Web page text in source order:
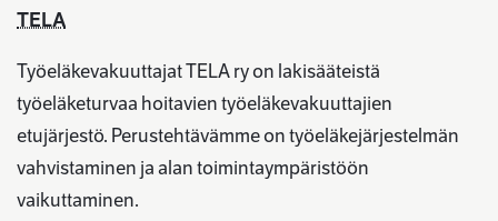
TELA
Työeläkevakuuttajat TELA ry on lakisääteistä
työeläketurvaa hoitavien työeläkevakuuttajien
etujärjestö. Perustehtävämme on työeläkejärjestelmän
vahvistaminen ja alan toimintaympäristöön
vaikuttaminen.